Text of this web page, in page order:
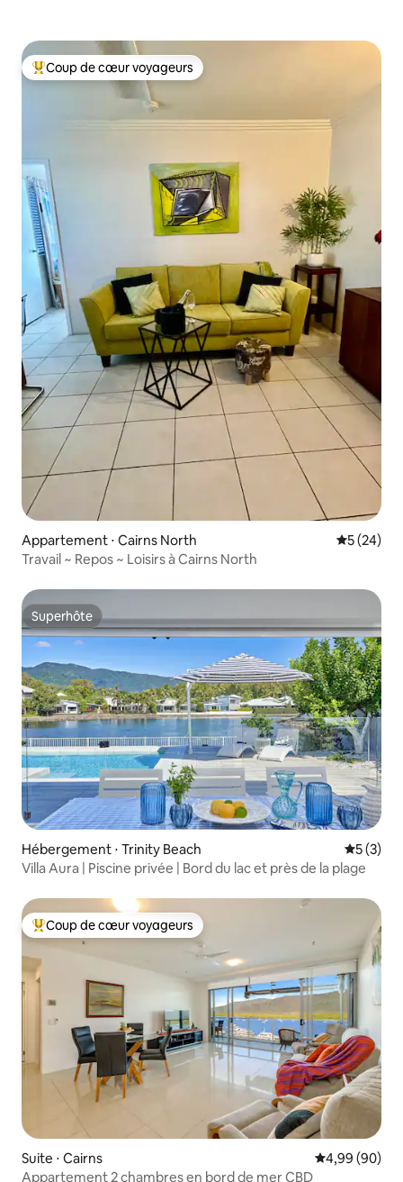
Coups de cœur voyageurs les plus appréciés
Coup de cœur voyageurs
Appartement ⋅ Cairns North
5 (24)
Travail ~ Repos ~ Loisirs à Cairns North
Superhôte
Superhôte
Hébergement ⋅ Trinity Beach
5 (3)
Villa Aura | Piscine privée | Bord du lac et près de la plage
Coups de cœur voyageurs les plus appréciés
Coup de cœur voyageurs
Suite ⋅ Cairns Évaluation
4,99 (90)
Appartement 2 chambres en bord de mer CBD